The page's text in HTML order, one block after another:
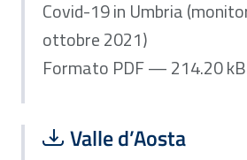
Covid-19 in Umbria
ottobre 2021)
Formato PDF — 214.20 kB
Scarica file:
Valle d’Aosta
Formato PDF —